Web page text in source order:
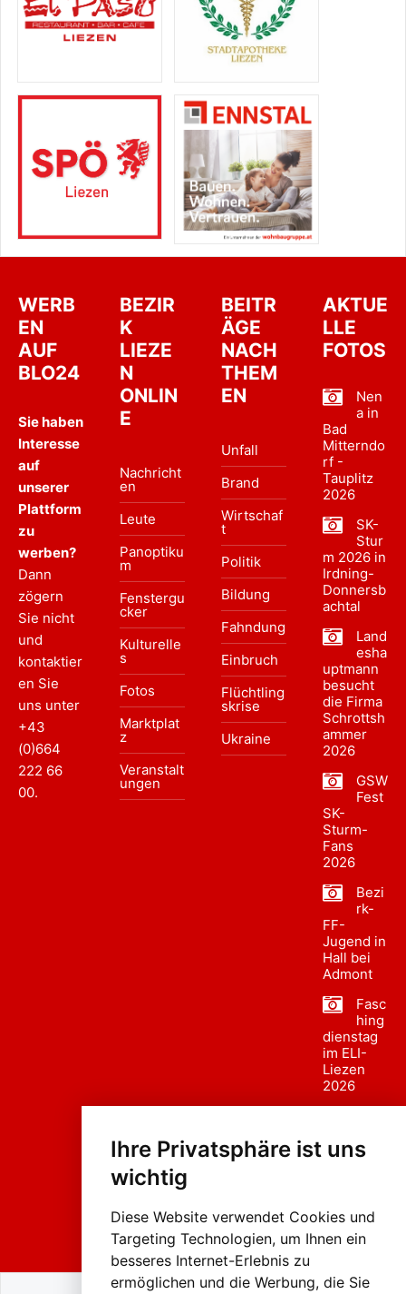
Ihre Privatsphäre ist uns
wichtig
Diese Website verwendet Cookies und
Targeting Technologien, um Ihnen ein
besseres Internet-Erlebnis zu
ermöglichen und die Werbung, die Sie
WERB
EN
AUF
BLO24
Sie haben
Interesse
auf
unserer
Plattform
zu
werben?
Dann
zögern
Sie nicht
und
kontaktier
en Sie
uns unter
+43
(0)664
222 66
00.
BEZIR
K
LIEZE
N
ONLIN
E
Nachricht
en
Leute
Panoptiku
m
Fenstergu
cker
Kulturelle
s
Fotos
Marktplat
z
Veranstalt
ungen
BEITR
ÄGE
NACH
THEM
EN
Unfall
Brand
Wirtschaf
t
Politik
Bildung
Fahndung
Einbruch
Flüchtling
skrise
Ukraine
AKTUE
LLE
FOTOS
Nen
a in
Bad
Mitterndo
rf -
Tauplitz
2026
SK-
Stur
m 2026 in
Irdning-
Donnersb
achtal
Land
esha
uptmann
besucht
die Firma
Schrottsh
ammer
2026
GSW
Fest
SK-
Sturm-
Fans
2026
Bezi
rk-
FF-
Jugend in
Hall bei
Admont
Fasc
hing
dienstag
im ELI-
Liezen
2026
sumzug
Liezen